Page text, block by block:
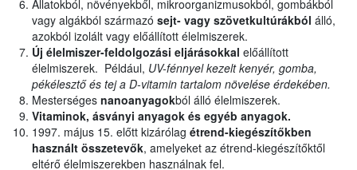
Állatokból, növényekből, mikroorganizmusokból, gombákból
vagy algákból származó sejt- vagy szövetkultúrákból álló,
azokból izolált vagy előállított élelmiszerek.
Új élelmiszer-feldolgozási eljárásokkal előállított
élelmiszerek. Például, UV-fénnyel kezelt kenyér, gomba,
pékélesztő és tej a D-vitamin tartalom növelése érdekében.
Mesterséges nanoanyagokból álló élelmiszerek.
Vitaminok, ásványi anyagok és egyéb anyagok.
1997. május 15. előtt kizárólag étrend-kiegészítőkben
használt összetevők, amelyeket az étrend-kiegészítőktől
eltérő élelmiszerekben használnak fel.